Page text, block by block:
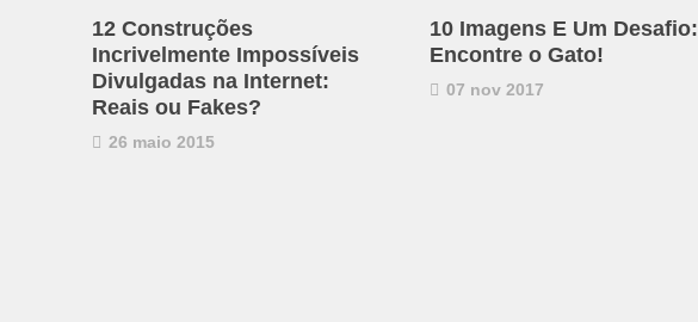
12 Construções
Incrivelmente Impossíveis
Divulgadas na Internet:
Reais ou Fakes?
26 maio 2015
10 Imagens E Um Desafio:
Encontre o Gato!
07 nov 2017